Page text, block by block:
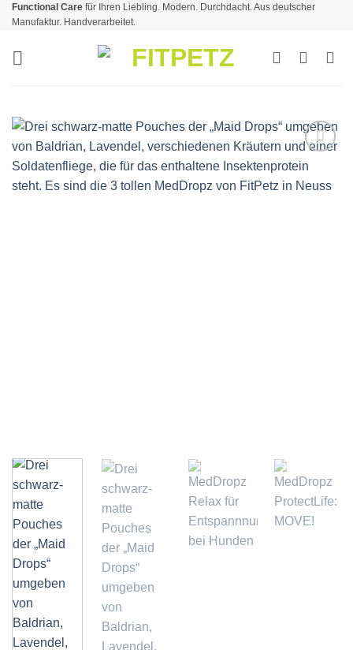
Zum
Inhalt
springen
Functional Care für Ihren Liebling. Modern. Durchdacht. Aus deutscher
Manufaktur. Handverarbeitet.
Zur
Wunschliste